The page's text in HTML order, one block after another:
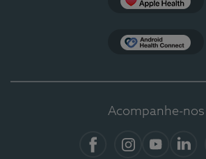
Acompanhe-nos